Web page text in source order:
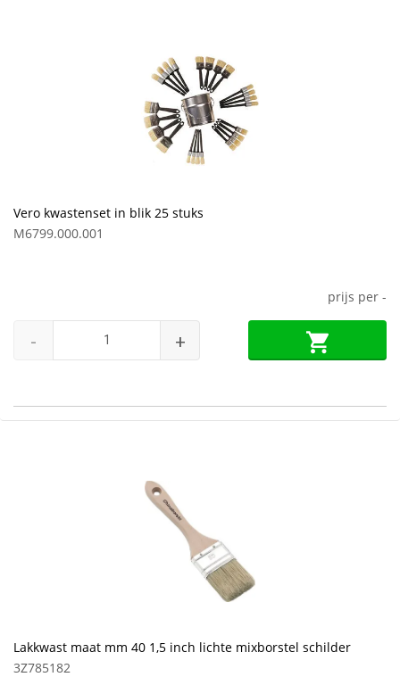
Vero kwastenset in blik 25 stuks
M6799.000.001
prijs per -
- +
Lakkwast maat mm 40 1,5 inch lichte mixborstel schilder
3Z785182